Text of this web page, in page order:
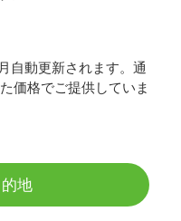
自動更新されます。通
価格でご提供していま
地